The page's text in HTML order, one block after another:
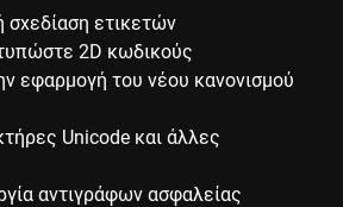
σχεδίαση ετικετών
2D κωδικούς
εφαρμογή του νέου κανονισμού
Unicode και άλλες
αντιγράφων ασφαλείας